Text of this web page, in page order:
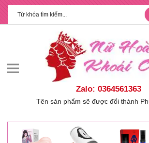
Zalo: 0364561363
Tên sản phẩm sẽ được đổi thành